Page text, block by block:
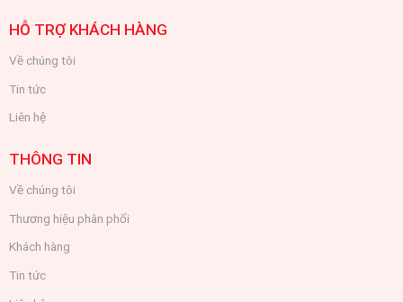
HỖ TRỢ KHÁCH HÀNG
Về chúng tôi
Tin tức
Liên hệ
THÔNG TIN
Về chúng tôi
Thương hiệu phân phối
Khách hàng
Tin tức